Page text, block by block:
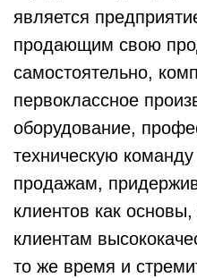
является
продающим свою
самостоятельно,
первоклассное
оборудование,
техническую
продажам,
клиентов как
клиентам
то же время и